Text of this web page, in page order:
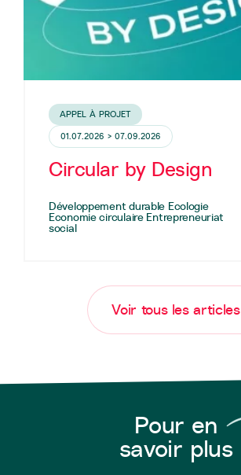
APPEL À PROJET
01.07.2026 > 07.09.2026
Circular by Design
Développement durable Ecologie
Economie circulaire Entrepreneuriat
social
Voir tous les articles
Pour en
savoir plus